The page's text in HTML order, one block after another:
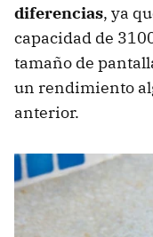
diferencias, ya
capacidad de
tamaño de
un rendimiento
anterior.